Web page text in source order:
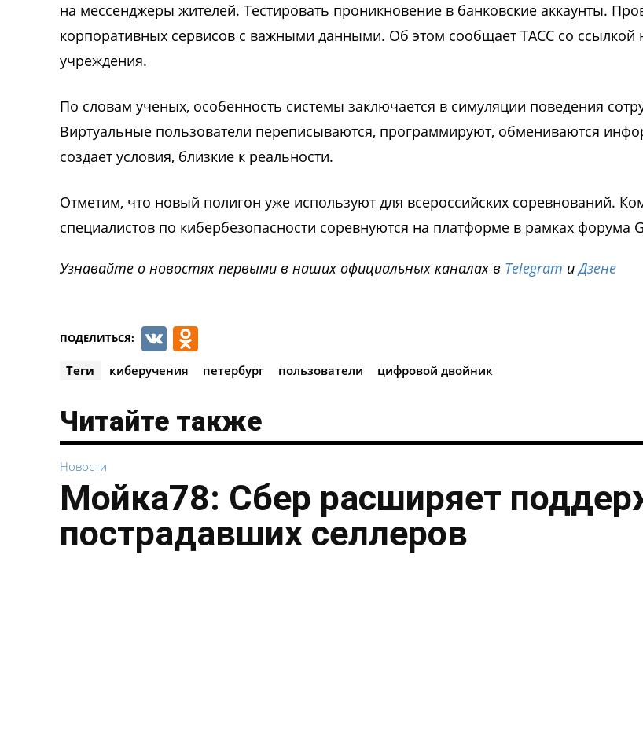
на мессенджеры жителей. Тестировать проникновение в банковские аккаунты.
корпоративных сервисов с важными данными. Об этом сообщает ТАСС со ссылкой
учреждения.
По словам ученых, особенность системы заключается в симуляции поведения
Виртуальные пользователи переписываются, программируют, обмениваются
создает условия, близкие к реальности.
Отметим, что новый полигон уже используют для всероссийских соревнований.
специалистов по кибербезопасности соревнуются на платформе в рамках форума
Узнавайте о новостях первыми в наших официальных каналах в Telegram иДзене
ПОДЕЛИТЬСЯ: VK
Теги киберучения петербург пользователи цифровой двойник
Читайте также
Новости
Мойка78: Сбер расширяет
пострадавших селлеров